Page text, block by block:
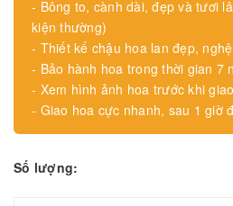
- Bông to, cành dài, đẹp và tươi
kiện thường)
- Thiết kế chậu hoa lan đẹp,
- Bảo hành hoa trong thời gian 7
- Xem hình ảnh hoa trước khi giao
- Giao hoa cực nhanh, sau 1 giờ
Số lượng: